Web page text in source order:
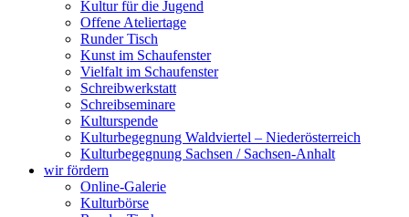
Kultur für die Jugend
Offene Ateliertage
Runder Tisch
Kunst im Schaufenster
Vielfalt im Schaufenster
Schreibwerkstatt
Schreibseminare
Kulturspende
Kulturbegegnung Waldviertel – Niederösterreich
Kulturbegegnung Sachsen / Sachsen-Anhalt
wir fördern
Online-Galerie
Kulturbörse